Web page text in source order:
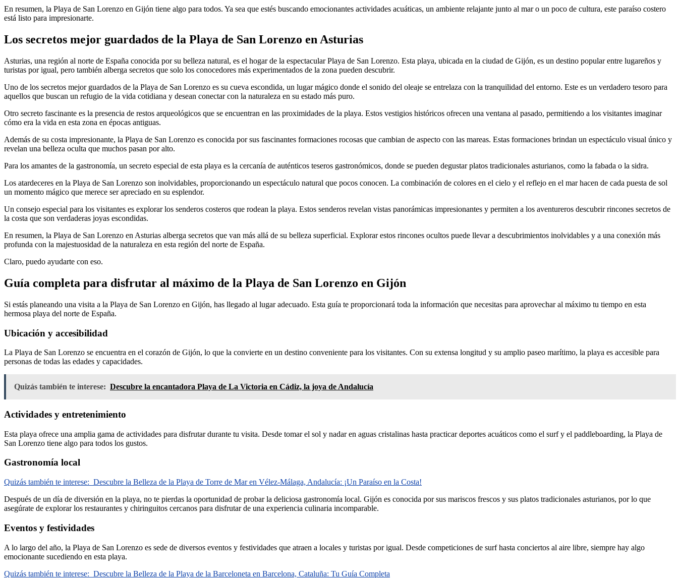
En resumen, la Playa de San Lorenzo en Gijón tiene algo para todos. Ya sea que estés buscando emocionantes actividades acuáticas, un ambiente relajante junto al mar o un poco de cultura, este paraíso costero
está listo para impresionarte.
Los secretos mejor guardados de la Playa de San Lorenzo en Asturias
Asturias, una región al norte de España conocida por su belleza natural, es el hogar de la espectacular Playa de San Lorenzo. Esta playa, ubicada en la ciudad de Gijón, es un destino popular entre lugareños y
turistas por igual, pero también alberga secretos que solo los conocedores más experimentados de la zona pueden descubrir.
Uno de los secretos mejor guardados de la Playa de San Lorenzo es su cueva escondida, un lugar mágico donde el sonido del oleaje se entrelaza con la tranquilidad del entorno. Este es un verdadero tesoro para
aquellos que buscan un refugio de la vida cotidiana y desean conectar con la naturaleza en su estado más puro.
Otro secreto fascinante es la presencia de restos arqueológicos que se encuentran en las proximidades de la playa. Estos vestigios históricos ofrecen una ventana al pasado, permitiendo a los visitantes imaginar
cómo era la vida en esta zona en épocas antiguas.
Además de su costa impresionante, la Playa de San Lorenzo es conocida por sus fascinantes formaciones rocosas que cambian de aspecto con las mareas. Estas formaciones brindan un espectáculo visual único y
revelan una belleza oculta que muchos pasan por alto.
Para los amantes de la gastronomía, un secreto especial de esta playa es la cercanía de auténticos teseros gastronómicos, donde se pueden degustar platos tradicionales asturianos, como la fabada o la sidra.
Los atardeceres en la Playa de San Lorenzo son inolvidables, proporcionando un espectáculo natural que pocos conocen. La combinación de colores en el cielo y el reflejo en el mar hacen de cada puesta de sol
un momento mágico que merece ser apreciado en su esplendor.
Un consejo especial para los visitantes es explorar los senderos costeros que rodean la playa. Estos senderos revelan vistas panorámicas impresionantes y permiten a los aventureros descubrir rincones secretos de
la costa que son verdaderas joyas escondidas.
En resumen, la Playa de San Lorenzo en Asturias alberga secretos que van más allá de su belleza superficial. Explorar estos rincones ocultos puede llevar a descubrimientos inolvidables y a una conexión más
profunda con la majestuosidad de la naturaleza en esta región del norte de España.
Claro, puedo ayudarte con eso.
Guía completa para disfrutar al máximo de la Playa de San Lorenzo en Gijón
Si estás planeando una visita a la Playa de San Lorenzo en Gijón, has llegado al lugar adecuado. Esta guía te proporcionará toda la información que necesitas para aprovechar al máximo tu tiempo en esta
hermosa playa del norte de España.
Ubicación y accesibilidad
La Playa de San Lorenzo se encuentra en el corazón de Gijón, lo que la convierte en un destino conveniente para los visitantes. Con su extensa longitud y su amplio paseo marítimo, la playa es accesible para
personas de todas las edades y capacidades.
Quizás también te interese: Descubre la encantadora Playa de La Victoria en Cádiz, la joya de Andalucía
Actividades y entretenimiento
Esta playa ofrece una amplia gama de actividades para disfrutar durante tu visita. Desde tomar el sol y nadar en aguas cristalinas hasta practicar deportes acuáticos como el surf y el paddleboarding, la Playa de
San Lorenzo tiene algo para todos los gustos.
Gastronomía local
Quizás también te interese: Descubre la Belleza de la Playa de Torre de Mar en Vélez-Málaga, Andalucía: ¡Un Paraíso en la Costa!
Después de un día de diversión en la playa, no te pierdas la oportunidad de probar la deliciosa gastronomía local. Gijón es conocida por sus mariscos frescos y sus platos tradicionales asturianos, por lo que
asegúrate de explorar los restaurantes y chiringuitos cercanos para disfrutar de una experiencia culinaria incomparable.
Eventos y festividades
A lo largo del año, la Playa de San Lorenzo es sede de diversos eventos y festividades que atraen a locales y turistas por igual. Desde competiciones de surf hasta conciertos al aire libre, siempre hay algo
emocionante sucediendo en esta playa.
Quizás también te interese: Descubre la Belleza de la Playa de la Barceloneta en Barcelona, Cataluña: Tu Guía Completa